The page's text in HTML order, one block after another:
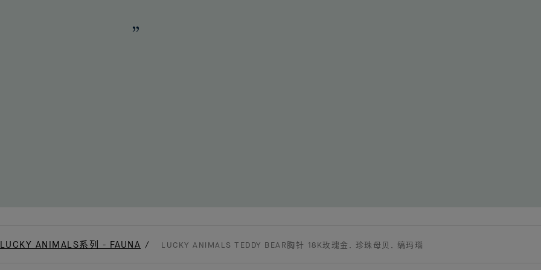
LUCKY ANIMALS系列 - FAUNA LUCKY ANIMALS TEDDY BEAR胸针 18K玫瑰金, 珍珠母贝, 缟玛瑙